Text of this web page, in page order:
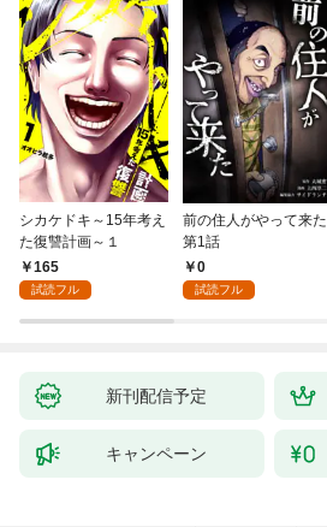
シカケドキ～15年考え
た復讐計画～１
165
試読フル
前の住人がやって来た
第1話
0
試読フル
新刊配信予定
キャンペーン